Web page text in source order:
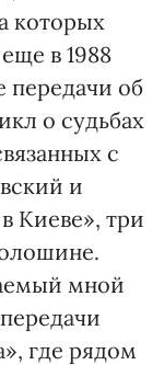
которых
в 1988
передачи об
о судьбах
с
и
Киеве», три
мной
где рядом